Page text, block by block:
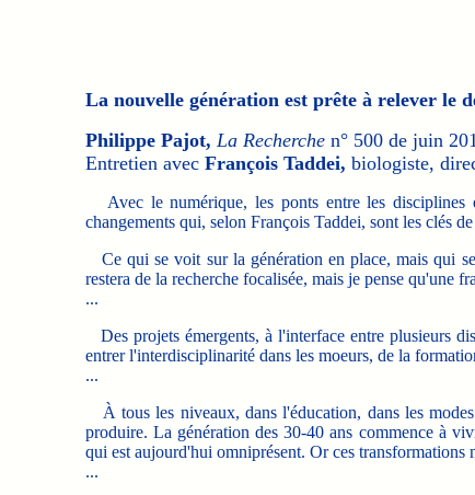
La nouvelle génération est prête à relever le
Philippe Pajot, La Recherchen° 500 de juin
Entretien avec François Taddei, biologiste,
Avec le numérique, les ponts entre les disciplines
changements qui, selon François Taddei, sont les clés
Ce qui se voit sur la génération en place, mais qui
restera de la recherche focalisée, mais je pense qu'une
...
Des projets émergents, à l'interface entre plusieurs
entrer l'interdisciplinarité dans les moeurs, de la
...
À tous les niveaux, dans l'éducation, dans les
produire. La génération des 30-40 ans commence à
qui est aujourd'hui omniprésent. Or ces
...